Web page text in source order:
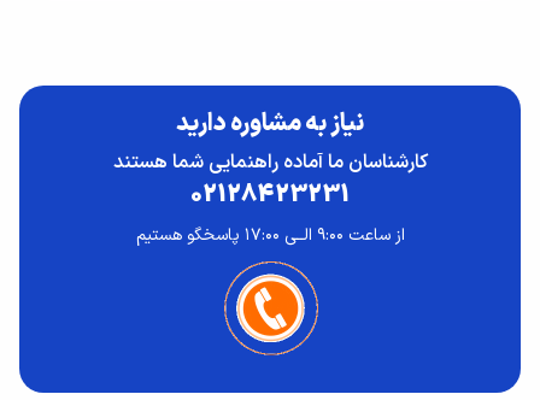
نیاز به مشاوره دارید
کارشناسان ما آماده راهنمایی شما هستند
02128423231
از ساعت ۹:۰۰ الــی ۱۷:۰۰ پاسخگو هستیم